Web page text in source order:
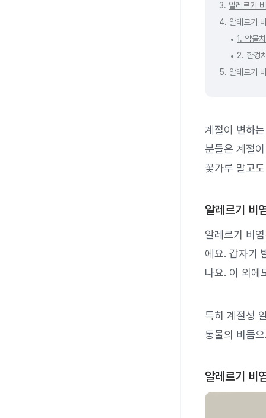
3. 알레르기
4. 알레르기
1. 약물
2. 환경
5. 알레르기
계절이 변하
분들은 계절
꽃가루 말고
알레르기 비
알레르기 비
에요. 갑자기
나요. 이 외에
특히 계절성
동물의 비듬
알레르기 비